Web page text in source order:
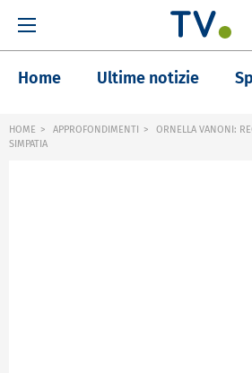
Home Ultime notizie
HOME APPROFONDIMENTI
ORNELLA VANONI:
SIMPATIA